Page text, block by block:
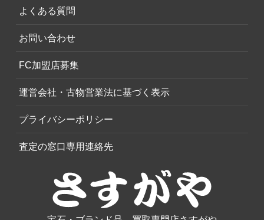
よくある質問
お問い合わせ
FC加盟店募集
運営会社・古物営業法に基づく表示
プライバシーポリシー
査定の窓口専用連絡先